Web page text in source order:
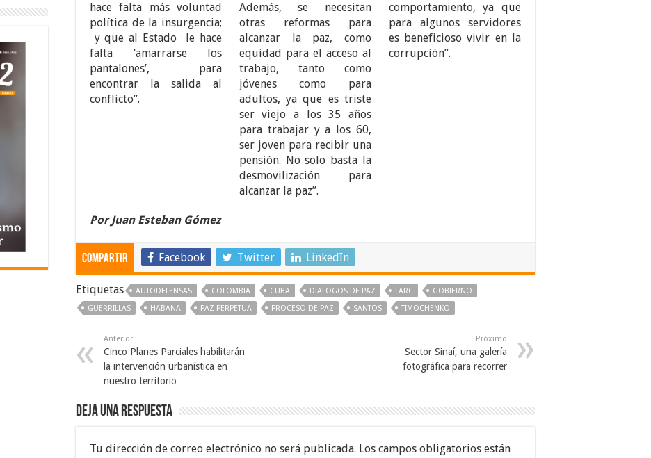
hace falta más voluntad
política de la insurgencia;
y que al Estado le hace
falta ‘amarrarse los
pantalones’, para
encontrar la salida al
conflicto”.
Además, se necesitan
otras reformas para
alcanzar la paz, como
equidad para el acceso al
trabajo, tanto como
jóvenes como para
adultos, ya que es triste
ser viejo a los 35 años
para trabajar y a los 60,
ser joven para recibir una
pensión. No solo basta la
desmovilización para
alcanzar la paz”.
comportamiento, ya que
para algunos servidores
es beneficioso vivir en la
corrupción”.
Por Juan Esteban Gómez
Compartir Facebook Twitter LinkedIn
Etiquetas AUTODEFENSAS COLOMBIA CUBA DIALOGOS DE PAZ FARC
GOBIERNO
GUERRILLAS
HABANA PAZ PERPETUA PROCESO DE PAZ SANTOS TIMOCHENKO
Anterior
Cinco Planes Parciales habilitarán
la intervención urbanística en
nuestro territorio
Próximo
Sector Sinaí, una galería
fotográfica para recorrer
Deja una respuesta
Tu dirección de correo electrónico no será publicada. Los campos obligatorios están